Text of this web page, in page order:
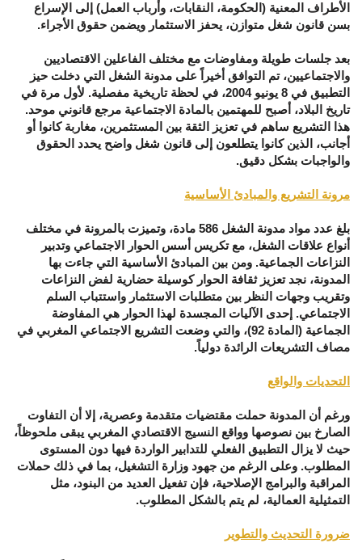
الأطراف المعنية (الحكومة، النقابات، وأرباب العمل) إلى الإسراع
بسن قانون شغل متوازن، يحفز الاستثمار ويضمن حقوق الأجراء.
بعد جلسات طويلة ومفاوضات مع مختلف الفاعلين الاقتصاديين
والاجتماعيين، تم التوافق أخيراً على مدونة الشغل التي دخلت حيز
التطبيق في 8 يونيو 2004، في لحظة تاريخية مفصلية. لأول مرة في
تاريخ البلاد، أصبح للمهتمين بالمادة الاجتماعية مرجع قانوني موحد.
هذا التشريع ساهم في تعزيز الثقة بين المستثمرين، مغاربة كانوا أو
أجانب، الذين كانوا يتطلعون إلى قانون شغل واضح يحدد الحقوق
والواجبات بشكل دقيق.
مرونة التشريع والمبادئ الأساسية
بلغ عدد مواد مدونة الشغل 586 مادة، وتميزت بالمرونة في مختلف
أنواع علاقات الشغل، مع تكريس أسس الحوار الاجتماعي وتدبير
النزاعات الجماعية. ومن بين المبادئ الأساسية التي جاءت بها
المدونة، نجد تعزيز ثقافة الحوار كوسيلة حضارية لفض النزاعات
وتقريب وجهات النظر بين متطلبات الاستثمار واستتباب السلم
الاجتماعي. إحدى الآليات المجسدة لهذا الحوار هي المفاوضة
الجماعية (المادة 92)، والتي وضعت التشريع الاجتماعي المغربي في
مصاف التشريعات الرائدة دولياً.
التحديات والواقع
ورغم أن المدونة حملت مقتضيات متقدمة وعصرية، إلا أن التفاوت
الصارخ بين نصوصها وواقع النسيج الاقتصادي المغربي يبقى ملحوظاً،
حيث لا يزال التطبيق الفعلي للتدابير الواردة فيها دون المستوى
المطلوب. وعلى الرغم من جهود وزارة التشغيل، بما في ذلك حملات
المراقبة والبرامج الإصلاحية، فإن تفعيل العديد من البنود، مثل
التمثيلية العمالية، لم يتم بالشكل المطلوب.
ضرورة التحديث والتطوير